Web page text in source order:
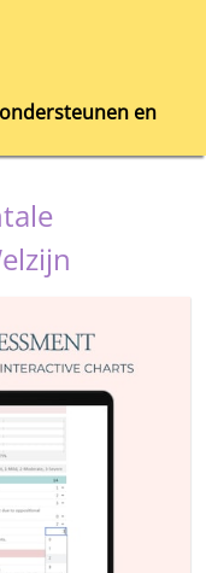
en